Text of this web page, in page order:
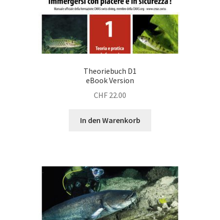
Theoriebuch D1
eBook Version
CHF 22.00
In den Warenkorb